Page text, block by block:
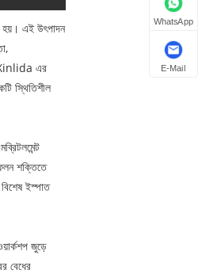
হয়। এই উৎপাদন
Xinlida এর
স্থিতিশীল
শক্তিতে
ইস্পাত
জুড়ে
বেধের
WhatsApp
E-Mail